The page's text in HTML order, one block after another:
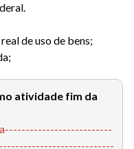
de uso de bens;
atividade fim da